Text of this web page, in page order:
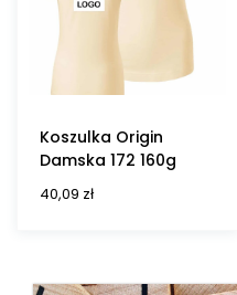
Koszulka Origin
Damska 172 160g
40,09 zł